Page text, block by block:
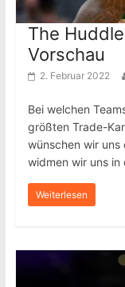
The
Vorschau
2. Februar 2022
Bei welchen
größten Trade-
wünschen wir uns
widmen wir uns in
Weiterlesen